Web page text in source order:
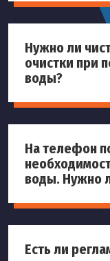
Нужно ли
очистки при
воды?
На телефон
воды. Нужно
Есть ли